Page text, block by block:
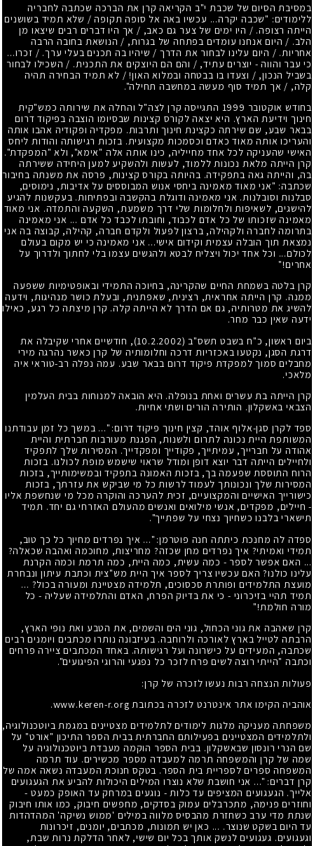
במסיבת הסיום של שכבת י"ב הקריאה קרן את הברכה שכתבה לחבריה
ללימודים: "שכבה יקרה... עכשיו באה אל סופה תקופה / שלא תמיד בשושנים
הייתה רצופה. / היו ימים של צער גם כאב, / אך היו דברים רבים שיצאו מן
הלב. / היום אנחנו עומדים בפתחה של בגרות, / הנושאת בחובה הרבה
אחריות. / היום עלינו לבחור את הדרך / שיהיו בה תכנים בעלי ערך. / זכרו...
כי עבר והווה - יוצרים עתיד, / והם הם היוצקים את התכנית. / השכילו לבחור
בשביל הנכון, / וצעדו בו בבטחה ובמלוא האון! / לא תמיד הבחירה תהיה
קלה, / אך תמיד סוף מעשה במחשבה תחילה".
בחודש אוקטובר 1999 התגייסה קרן לצה"ל והחלה את שירותה כמש"קית
חינוך וידיעת הארץ. היא יצאה לקורס קצינות שבסיומו הוצבה בפיקוד דרום
בבאר שבע, שם שירתה כקצינת חינוך ותרבות. מפקדיה ופקודיה אהבו אותה
והעריכו אותה מאוד כאדם וכסמכות מקצועית. בזכות רגישותה והודות ליחס
האישי שהעניקה לכל אחד מחייליה, כינו אותה אלה "אימא", ולא "המפקדת".
קרן הייתה מלאת נכונות ללמוד, לעשות ולהשקיע למען היחידה ששירתה
בה, והייתה גאה בתפקידה. בהיותה בקורס קצינות, פרסה את משנתה בחיבור
שכתבה: "אני מאוד מאמינה ביחסי אנוש המבוססים על אדיבות, נימוסים,
סבלנות וסובלנות. אני מאמינה ודוגלת בהקשבה ובפתיחות. בעקשנות להגיע
להישגים, לשאיפות ולחלומות שלי דרך משמעת, השקעה והתמדה. אני מאוד
מאמינה שזכותו של כל אדם לכבוד, וחובתו לכבד כל אדם ... אני מאמינה
בתרומה לחברה ולקהילה, ברצון לפעול ולקדם חברה, קהילה, קבוצה בה אני
נמצאת תוך הובלה עצמית וקידום אישי... אני מאמינה כי יש מקום בעולם
לכולם... וכל אחד יכול ויצליח לבטא ולהגשים עצמו בלי לחתוך ולדרוך על
אחרים!"
קרן בלטה בשמחת החיים שהקרינה, בחיוכה התמידי ובאופטימיות ששפעה
ממנה. קרן הייתה אחראית, רצינית, שאפתנית, ובעלת כושר מנהיגות, וידעה
להשיג את מטרותיה, גם אם הדרך לא הייתה קלה. קרן מיצתה כל רגע, כאילו
ידעה שאין כבר מחר.
ביום ראשון, כ"ח בשבט תשס"ב (10.2.2002)
, חודשיים אחרי שקיבלה את
דרגת הסגן, נקטעו באכזריות דרכה וחלומותיה של קרן כאשר נהרגה מירי
מחבלים סמוך למפקדת פיקוד דרום בבאר שבע. עמה נפלה רב-טוראי איה
מלאכי.
קרן הייתה בת עשרים ואחת בנופלה. היא הובאה למנוחות בבית העלמין
הצבאי באשקלון. הותירה הורים ושתי אחיות.
ספד לקרן סגן-אלוף אוהד, קצין חינוך פיקוד דרום: "... במשך כל זמן עבודתנו
המשותפת היית נכונה לתרום ולשנות, הפגנת מעורבות חברתית והיית
אהודה על חברייך, עמיתייך, פקודייך ומפקדייך. המסירות שלך לתפקיד
ולחיילים הייתה דבר יוצא דופן ומודל שראוי שישמש מופת לכולנו. בזכות
הרוח התוססת שפעמה בך, בזכות האמונה בתפקיד ובמשימותייך, בזכות
המסירות שלך ונכונותך לעמוד לרשות כל מי שביקש את עזרתך, בזכות
כישורייך האישיים והמקצועיים, זכית להערכה והוקרה מכל מי שנחשפת אליו
- חיילים, מפקדים, אנשי מילואים ואנשים מהעולם האזרחי גם יחד. תמיד
תישארי בלבנו כשחיוך נצחי על שפתייך".
ספדה לה מחנכת כיתתה חנה פוטרמן: "... איך נפרדים מחיוך כל כך טוב,
תמידי ואמיתי? איך נפרדים מחן שכזה? מחריצות, מחוכמה ואהבה שכאלה?
... האם אפשר לספר - כמה עשית, כמה היית, כמה תרמת וכמה הקרנת
עלינו כולנו? האם עכשיו צריך לספר איך היית מש"צית וכתבת עיתון ונבחרת
מועצת התלמידים ופותרת סכסוכים, תלמידה מצטיינת ומעורה בכול? ...
תמיד תהיי בזיכרוני - כי את בדיוק הפרח, האדם והתלמידה שעליה - כל
מורה חולמת!"
קרן שאהבה את גוני הכחול, גוני הים והשמים, את הטבע ואת נופי הארץ,
הרבתה לטייל בארץ לאורכה ולרוחבה. בעיזבונה נותרו מכתבים ויומנים רבים
שכתבה, המעידים על כישרונה ועל רגישותה. באחד המכתבים ציירה פרחים
וכתבה "הייתי רוצה לשים פרח לזכר כל נפגעי והרוגי הפיגועים".
פעולות הנצחה רבות נעשו לזכרה של קרן:
אוהביה הקימו אתר אינטרנט לזכרה בכתובת www.keren-r.org.
משפחתה מעניקה מלגות לימודים לתלמידים מצטיינים במגמת ביוטכנולוגיה,
ולתלמידים המצטיינים בפעילותם החברתית בבית הספר התיכון "אורט" על
שם הנרי רונסון שבאשקלון. בבית הספר הוקמה מעבדת ביוטכנולוגיה על
שמה של קרן והמשפחה תרמה למעבדה מספר מכשירים. עוד תרמה
המשפחה ספרים לספריית בית הספר. בטקס חנוכת המעבדה נשאה אמה של
קרן דברים: "... אני חושבת שלא נוצרו המילים היכולות להביע את הגעגועים
אלייך. הגעגועים המציפים עד כלות - נוגעים במרחק עד האופק כמעט -
וחוזרים פנימה, מתכרבלים עמוק בסדקים, מחפשים חיבוק, כמו אותו חיבוק
שנתת מדי ערב כשחזרת מהבסיס מלווה במילים 'ממוש נשיקה' המהדהדות
עד היום בשקט שנוצר. ... כאן יש תמונות, מכתבים, יומנים, זיכרונות
וגעגועים. געגועים לנשק אותך בכל יום שישי, לאחר הדלקת נרות שבת,